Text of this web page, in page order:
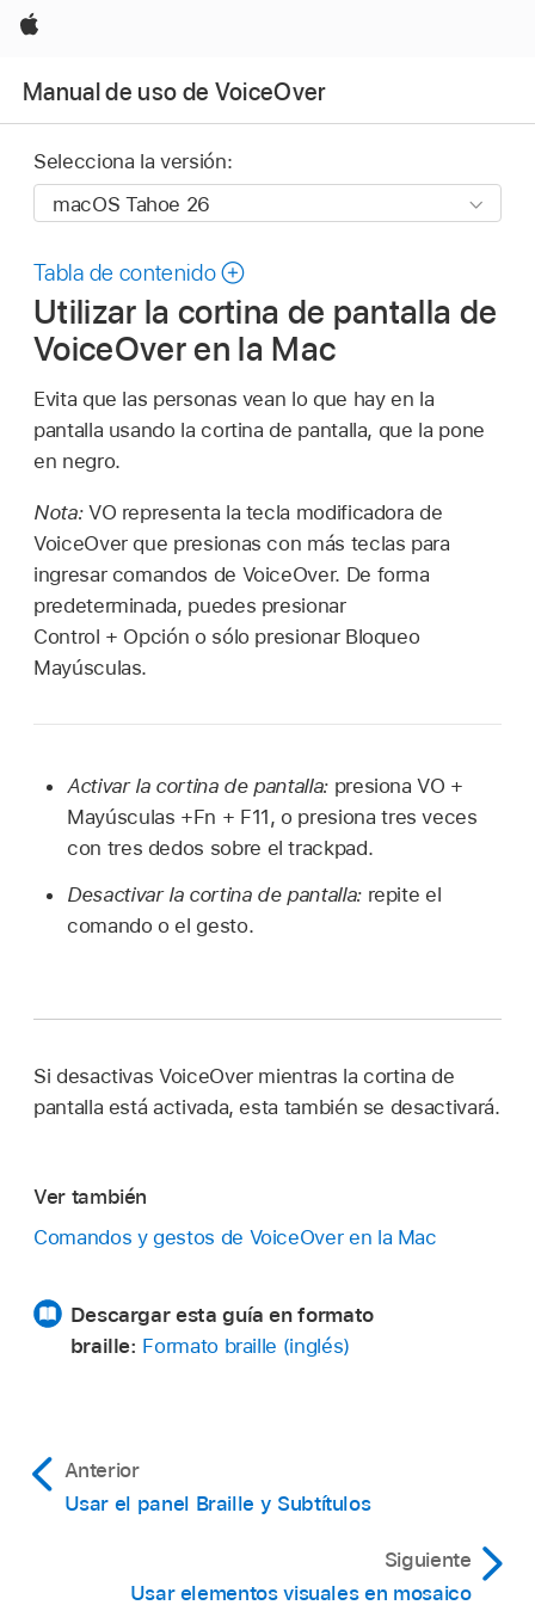
Apple
Manual de uso de VoiceOver
Selecciona la versión:
Tabla de contenido
Utilizar la cortina de pantalla de
VoiceOver en la Mac
Evita que las personas vean lo que hay en la
pantalla usando la cortina de pantalla, que la pone
en negro.
Nota: VO representa la tecla modificadora de
VoiceOver que presionas con más teclas para
ingresar comandos de VoiceOver. De forma
predeterminada, puedes presionar
Control + Opción o sólo presionar Bloqueo
Mayúsculas.
Activar la cortina de pantalla:presiona VO +
Mayúsculas +Fn + F11, o presiona tres veces
con tres dedos sobre el trackpad.
Desactivar la cortina de pantalla:repite el
comando o el gesto.
Si desactivas VoiceOver mientras la cortina de
pantalla está activada, esta también se desactivará.
Ver también
Comandos y gestos de VoiceOver en la Mac
Descargar esta guía en formato
braille: Formato braille (inglés)
Anterior
Usar el panel Braille y Subtítulos
Siguiente
Usar elementos visuales en mosaico